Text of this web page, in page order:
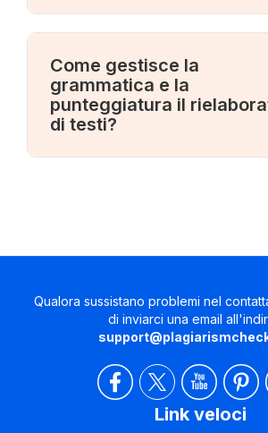
Come gestisce la
grammatica e la
punteggiatura il
di testi?
Qualora sussistano problemi nel
di inviarci una email
Link veloci